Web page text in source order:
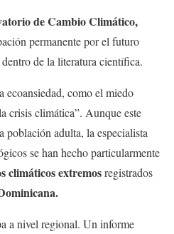
de Cambio Climático,
permanente por el futuro
de la literatura científica.
ecoansiedad, como el miedo
crisis climática”. Aunque este
población adulta, la especialista
se han hecho particularmente
climáticos extremosregistrados
a nivel regional. Un informe